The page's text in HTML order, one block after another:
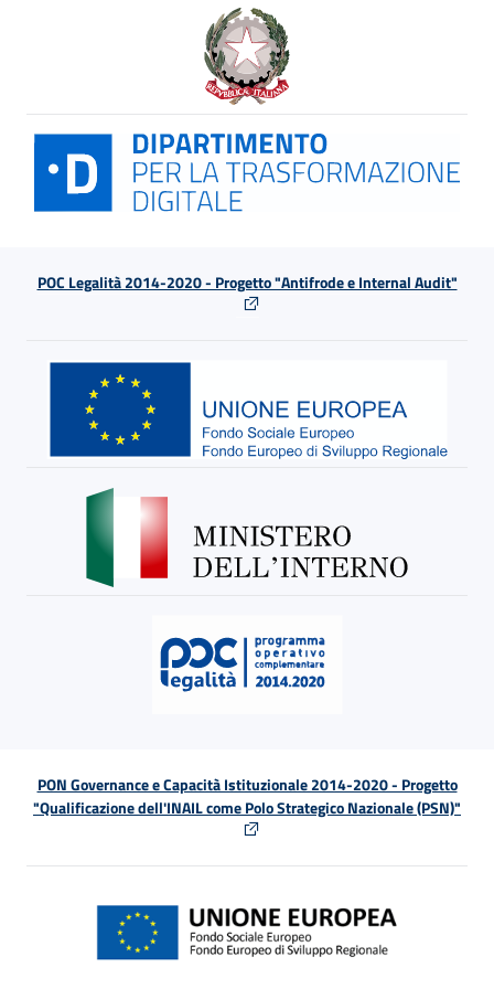
POC Legalità 2014-2020 - Progetto "Antifrode e Internal Audit"
PON Governance e Capacità Istituzionale 2014-2020 - Progetto
"Qualificazione dell'INAIL come Polo Strategico Nazionale (PSN)"